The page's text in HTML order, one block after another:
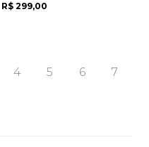
R$ 299,00
4 5 6 7